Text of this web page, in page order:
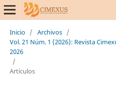
Inicio / Archivos /
Vol. 21 Núm. 1 (2026): Revista
2026
/
Artículos